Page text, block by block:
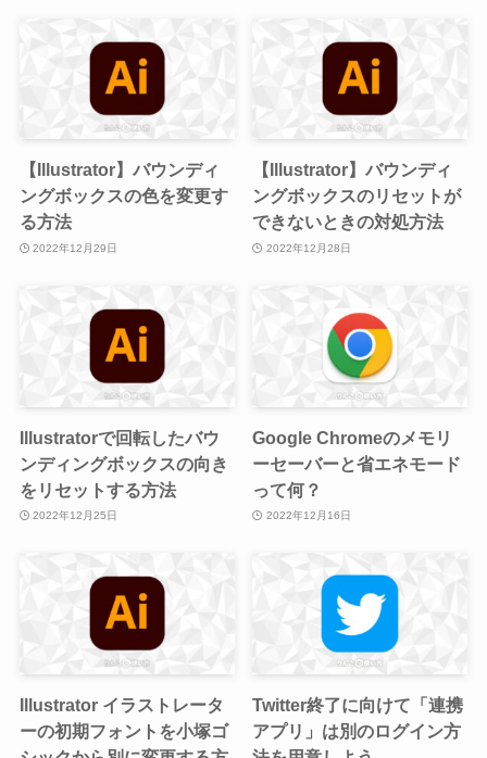
【Illustrator】バウンディ
ングボックスの色を変更す
る方法
2022年12月29日
【Illustrator】バウンディ
ングボックスのリセットが
できないときの対処方法
2022年12月28日
Illustratorで回転したバウ
ンディングボックスの向き
をリセットする方法
2022年12月25日
Google Chromeのメモリ
ーセーバーと省エネモード
って何？
2022年12月16日
Illustrator イラストレータ
ーの初期フォントを小塚ゴ
Twitter終了に向けて「連携
アプリ」は別のログイン方